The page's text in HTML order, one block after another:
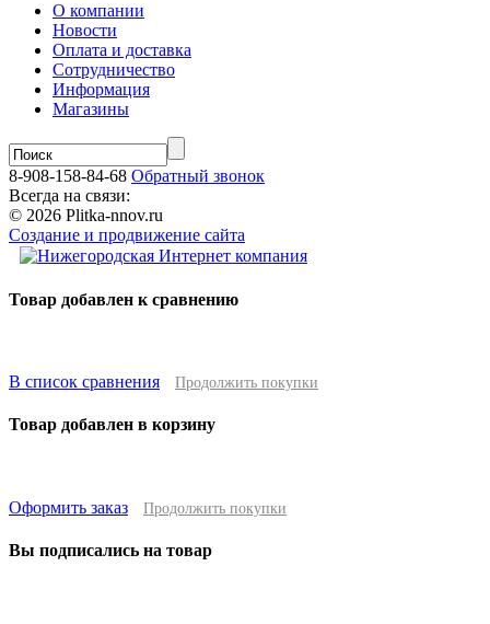
О компании
Новости
Оплата и доставка
Сотрудничество
Информация
Магазины
8-908-158-84-68 Обратный звонок
Всегда на связи:
© 2026 Plitka-nnov.ru
Создание и продвижение сайта
Товар добавлен к сравнению
В список сравнения Продолжить покупки
Товар добавлен в корзину
Оформить заказ Продолжить покупки
Вы подписались на товар